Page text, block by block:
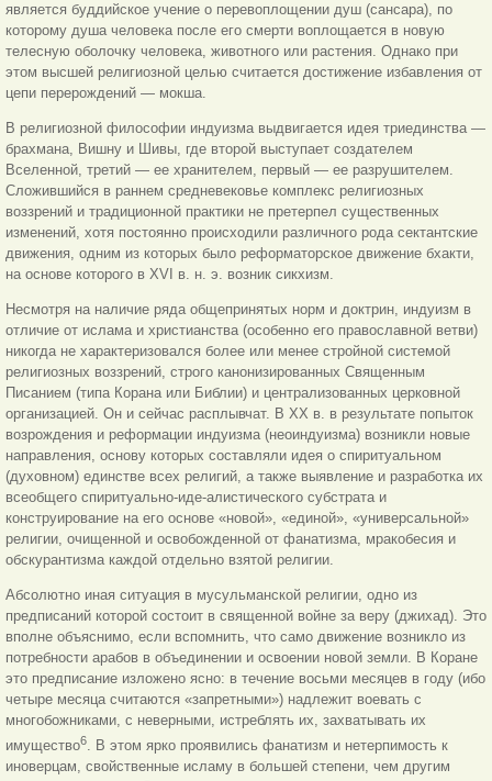
является буддийское учение о перевоплощении душ (сансара), по
которому душа человека после его смерти воплощается в новую
телесную оболочку человека, животного или растения. Однако при
этом высшей религиозной целью считается достижение избавления от
цепи перерождений — мокша.
В религиозной философии индуизма выдвигается идея триединства —
брахмана, Вишну и Шивы, где второй выступает создателем
Вселенной, третий — ее хранителем, первый — ее разрушителем.
Сложившийся в раннем средневековье комплекс религиозных
воззрений и традиционной практики не претерпел существенных
изменений, хотя постоянно происходили различного рода сектантские
движения, одним из которых было реформаторское движение бхакти,
на основе которого в XVI в. н. э. возник сикхизм.
Несмотря на наличие ряда общепринятых норм и доктрин, индуизм в
отличие от ислама и христианства (особенно его православной ветви)
никогда не характеризовался более или менее стройной системой
религиозных воззрений, строго канонизированных Священным
Писанием (типа Корана или Библии) и централизованных церковной
организацией. Он и сейчас расплывчат. В XX в. в результате попыток
возрождения и реформации индуизма (неоиндуизма) возникли новые
направления, основу которых составляли идея о спиритуальном
(духовном) единстве всех религий, а также выявление и разработка их
всеобщего спиритуально-иде-алистического субстрата и
конструирование на его основе «новой», «единой», «универсальной»
религии, очищенной и освобожденной от фанатизма, мракобесия и
обскурантизма каждой отдельно взятой религии.
Абсолютно иная ситуация в мусульманской религии, одно из
предписаний которой состоит в священной войне за веру (джихад). Это
вполне объяснимо, если вспомнить, что само движение возникло из
потребности арабов в объединении и освоении новой земли. В Коране
это предписание изложено ясно: в течение восьми месяцев в году (ибо
четыре месяца считаются «запретными») надлежит воевать с
многобожниками, с неверными, истреблять их, захватывать их
имущество6. В этом ярко проявились фанатизм и нетерпимость к
иноверцам, свойственные исламу в большей степени, чем другим